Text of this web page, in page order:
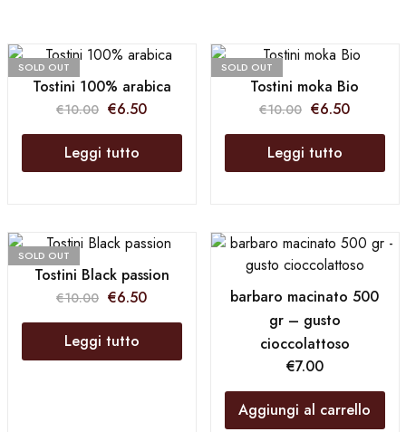
SOLD OUT
Tostini 100% arabica
€10.00 €6.50
Leggi tutto
SOLD OUT
Tostini moka Bio
€10.00 €6.50
Leggi tutto
SOLD OUT
Tostini Black passion
€10.00 €6.50
Leggi tutto
barbaro macinato 500
gr – gusto
cioccolattoso
€7.00
Aggiungi al carrello